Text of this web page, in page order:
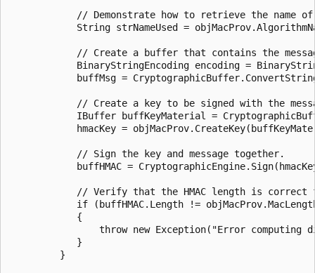
// Demonstrate how to retrieve the name
String strNameUsed =
// Create a buffer that contains the
BinaryStringEncoding encoding =
buffMsg =
// Create a key to be signed with the
IBuffer buffKeyMaterial =
hmacKey =
            // Sign the key and message together.
buffHMAC =
// Verify that the HMAC length is correct
if (buffHMAC.Length !=
            {
throw new Exception("Error computing
            }
         }